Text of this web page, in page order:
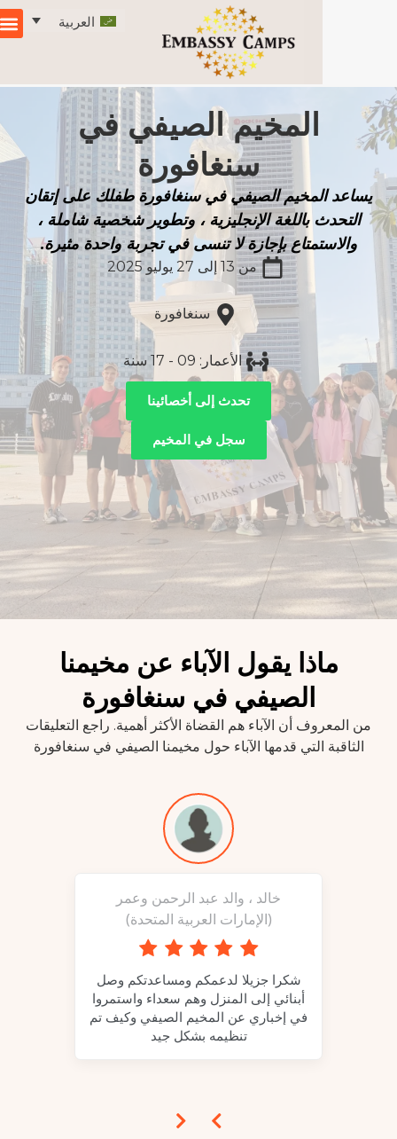
المخيم الصيفي في
سنغافورة
الصيفي في سنغافورة طفلك على إتقان
باللغة الإنجليزية ، وتطوير شخصية شاملة ،
بإجازة لا تنسى في تجربة واحدة مثيرة.
سنغافورة
الأعمار: 09 - 17 سنة
تحدث إلى أخصائينا
سجل في المخيم
يقول الآباء عن مخيمنا
الصيفي في سنغافورة
أن الآباء هم القضاة الأكثر أهمية. راجع التعليقات
التي قدمها الآباء حول مخيمنا الصيفي في سنغافورة
خالد ، والد عبد الرحمن وعمر
(الإمارات العربية المتحدة)
شكرا جزيلا لدعمكم ومساعدتكم وصل
أبنائي إلى المنزل وهم سعداء واستمروا
في إخباري عن المخيم الصيفي وكيف تم
تنظيمه بشكل جيد